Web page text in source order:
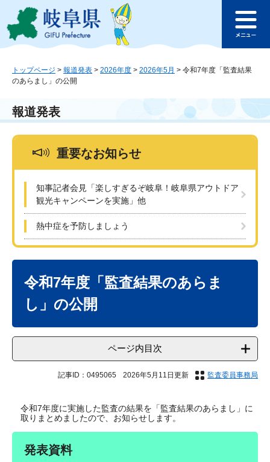
ジ
ュ
本
このページの本文へ
ュ
トップページ > 報道発表 > 2026年度 > 2026年5月 > 令和7年度「監査結果
のあらまし」の公開
報道発表
重要なお知らせ
知事記者会見「楽しすぎるぞ岐阜！岐阜県アウトドア
観光キャンペーンを実施」他
熱中症を予防しましょう
令和7年度「監査結果のあらま
し」の公開
ページ内目次
記事ID：0495065 2026年5月11日更新 監査委員事務局
令和7年度に実施した監査の結果を「監査結果のあらまし」に
取りまとめましたので、お知らせします。
発表資料